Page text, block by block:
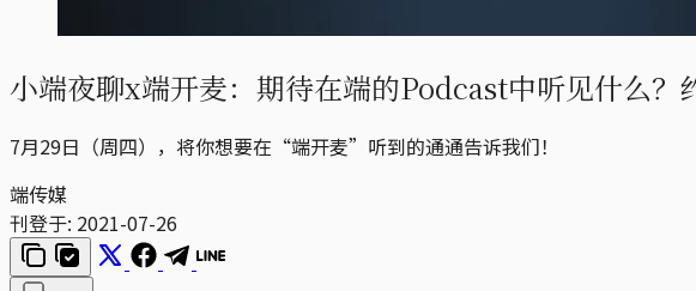
小端夜聊x端开麦：期待在端的Podcast中听见什么？
7月29日（周四），将你想要在“端开麦”听到的通通告诉我们！
端传媒
刊登于: 2021-07-26